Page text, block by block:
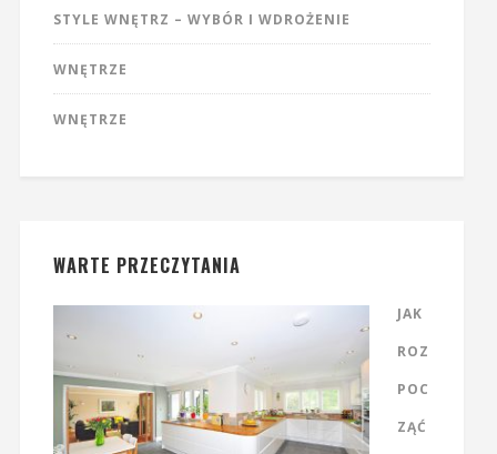
STYLE WNĘTRZ – WYBÓR I WDROŻENIE
WNĘTRZE
WNĘTRZE
WARTE PRZECZYTANIA
JAK
ROZ
POC
ZĄĆ